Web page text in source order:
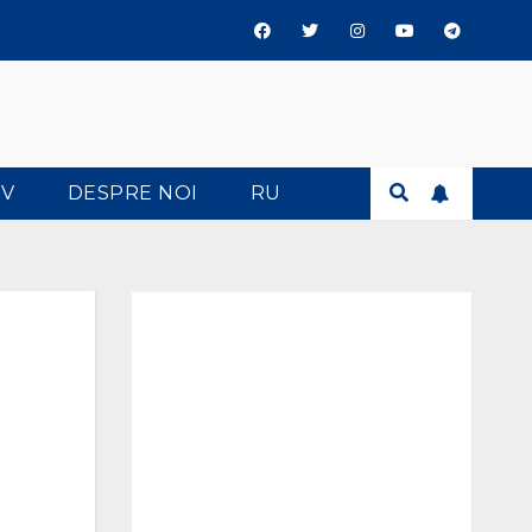
DESPRE NOI RU